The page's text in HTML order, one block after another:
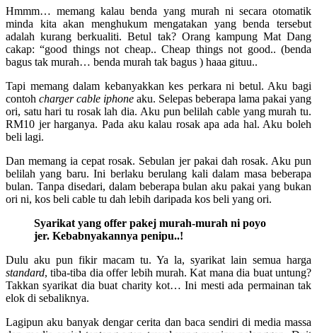
Hmmm… memang kalau benda yang murah ni secara otomatik
minda kita akan menghukum mengatakan yang benda tersebut
adalah kurang berkualiti. Betul tak? Orang kampung Mat Dang
cakap: “good things not cheap.. Cheap things not good.. (benda
bagus tak murah… benda murah tak bagus ) haaa gituu..
Tapi memang dalam kebanyakkan kes perkara ni betul. Aku bagi
contoh charger cable iphone aku. Selepas beberapa lama pakai yang
ori, satu hari tu rosak lah dia. Aku pun belilah cable yang murah tu.
RM10 jer harganya. Pada aku kalau rosak apa ada hal. Aku boleh
beli lagi.
Dan memang ia cepat rosak. Sebulan jer pakai dah rosak. Aku pun
belilah yang baru. Ini berlaku berulang kali dalam masa beberapa
bulan. Tanpa disedari, dalam beberapa bulan aku pakai yang bukan
ori ni, kos beli cable tu dah lebih daripada kos beli yang ori.
Syarikat yang offer pakej murah-murah ni poyo
jer. Kebabnyakannya penipu..!
Dulu aku pun fikir macam tu. Ya la, syarikat lain semua harga
standard, tiba-tiba dia offer lebih murah. Kat mana dia buat untung?
Takkan syarikat dia buat charity kot… Ini mesti ada permainan tak
elok di sebaliknya.
Lagipun aku banyak dengar cerita dan baca sendiri di media massa